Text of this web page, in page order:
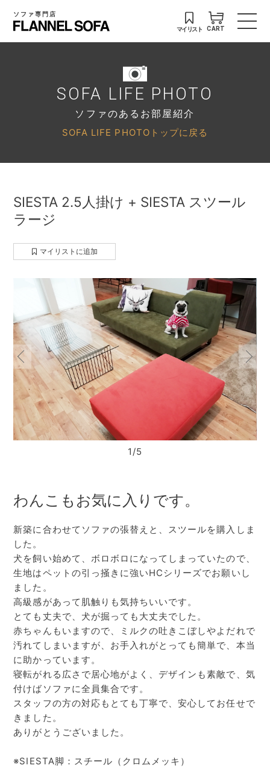
ソファ専門店
マイリスト CART
SOFA LIFE PHOTO
ソファのあるお部屋紹介
SOFA LIFE PHOTOトップに戻る
SIESTA 2.5人掛け + SIESTA スツール
ラージ
マイリストに追加
1/5
わんこもお気に入りです。
新築に合わせてソファの張替えと、スツールを購入しま
した。
犬を飼い始めて、ボロボロになってしまっていたので、
生地はペットの引っ掻きに強いHCシリーズでお願いし
ました。
高級感があって肌触りも気持ちいいです。
とても丈夫で、犬が掘っても大丈夫でした。
赤ちゃんもいますので、ミルクの吐きこぼしやよだれで
汚れてしまいますが、お手入れがとっても簡単で、本当
に助かっています。
寝転がれる広さで居心地がよく、デザインも素敵で、気
付けばソファに全員集合です。
スタッフの方の対応もとても丁寧で、安心してお任せで
きました。
ありがとうございました。
※SIESTA脚：スチール（クロムメッキ）